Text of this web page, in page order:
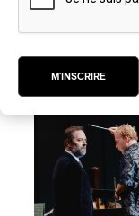
M'INSCRIRE